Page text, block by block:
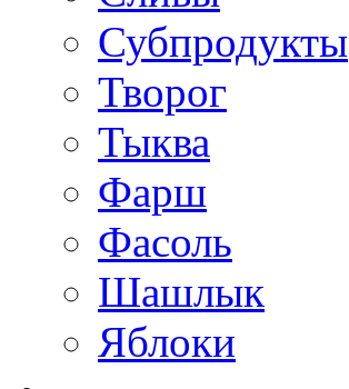
Субпродукты
Творог
Тыква
Фарш
Фасоль
Шашлык
Яблоки